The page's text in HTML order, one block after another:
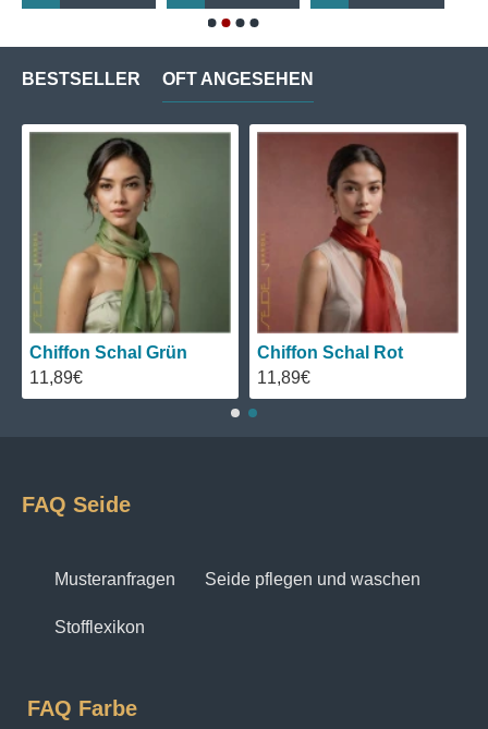
BESTSELLER OFT ANGESEHEN
Chiffon Schal Grün
11,89€
Chiffon Schal Rot
11,89€
FAQ Seide
Musteranfragen Seide pflegen und waschen
Stofflexikon
FAQ Farbe